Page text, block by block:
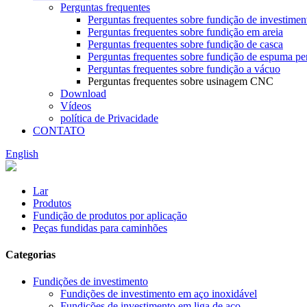
Perguntas frequentes
Perguntas frequentes sobre fundição de
Perguntas frequentes sobre fundição em areia
Perguntas frequentes sobre fundição de casca
Perguntas frequentes sobre fundição de espuma
Perguntas frequentes sobre fundição a vácuo
Perguntas frequentes sobre usinagem CNC
Download
Vídeos
política de Privacidade
CONTATO
English
Lar
Produtos
Fundição de produtos por aplicação
Peças fundidas para caminhões
Categorias
Fundições de investimento
Fundições de investimento em aço inoxidável